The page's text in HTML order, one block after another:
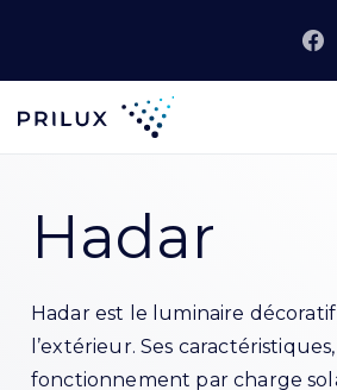
Hadar
Hadar est le luminaire
l’extérieur. Ses
fonctionnement par charge